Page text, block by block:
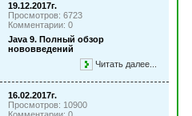
19.12.2017г.
Просмотров: 6723
Комментарии: 0
Java 9. Полный обзор
нововведений
Читать далее...
16.02.2017г.
Просмотров: 10900